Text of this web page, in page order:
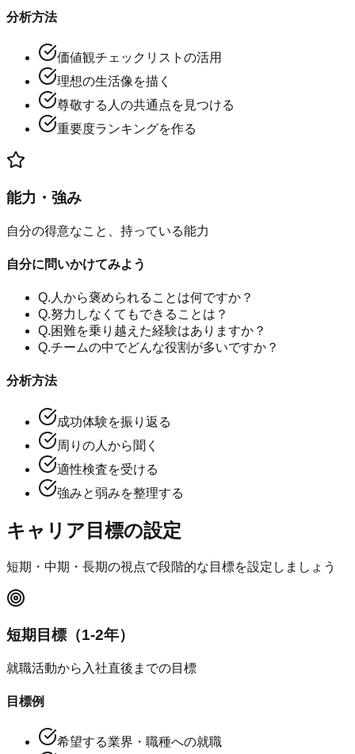
分析方法
価値観チェックリストの活用
理想の生活像を描く
尊敬する人の共通点を見つける
重要度ランキングを作る
能力・強み
自分の得意なこと、持っている能力
自分に問いかけてみよう
Q. 人から褒められることは何ですか？
Q.努力しなくてもできることは？
Q.困難を乗り越えた経験はありますか？
Q.チームの中でどんな役割が多いですか？
分析方法
成功体験を振り返る
周りの人から聞く
適性検査を受ける
強みと弱みを整理する
キャリア目標の設定
短期・中期・長期の視点で段階的な目標を設定しましょう
短期目標（1-2年）
就職活動から入社直後までの目標
目標例
希望する業界・職種への就職